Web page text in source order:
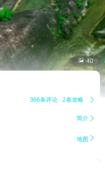
 40
366条评论 2条攻略 
简介 
地图 